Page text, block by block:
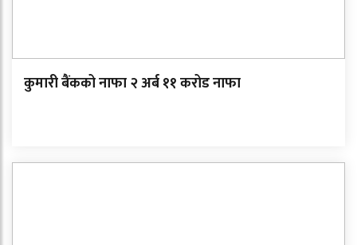
कुमारी बैंकको नाफा २ अर्ब ११ करोड नाफा